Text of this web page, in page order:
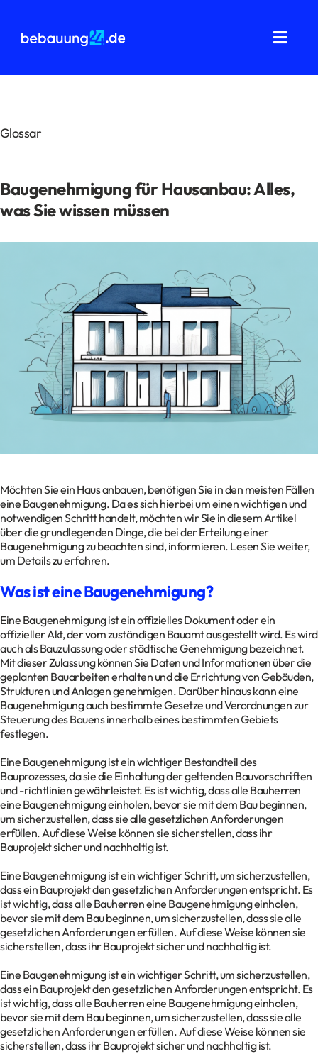
springen
Bauantrag
FAQ
Kontakt
Datenschutz
Impressum
Glossar
Glossar
Baugenehmigung für Hausanbau: Alles,
was Sie wissen müssen
Möchten Sie ein Haus anbauen, benötigen Sie in den meisten Fällen
eine Baugenehmigung. Da es sich hierbei um einen wichtigen und
notwendigen Schritt handelt, möchten wir Sie in diesem Artikel
über die grundlegenden Dinge, die bei der Erteilung einer
Baugenehmigung zu beachten sind, informieren. Lesen Sie weiter,
um Details zu erfahren.
Was ist eine Baugenehmigung?
Eine Baugenehmigung ist ein offizielles Dokument oder ein
offizieller Akt, der vom zuständigen Bauamt ausgestellt wird. Es wird
auch als Bauzulassung oder städtische Genehmigung bezeichnet.
Mit dieser Zulassung können Sie Daten und Informationen über die
geplanten Bauarbeiten erhalten und die Errichtung von Gebäuden,
Strukturen und Anlagen genehmigen. Darüber hinaus kann eine
Baugenehmigung auch bestimmte Gesetze und Verordnungen zur
Steuerung des Bauens innerhalb eines bestimmten Gebiets
festlegen.
Eine Baugenehmigung ist ein wichtiger Bestandteil des
Bauprozesses, da sie die Einhaltung der geltenden Bauvorschriften
und -richtlinien gewährleistet. Es ist wichtig, dass alle Bauherren
eine Baugenehmigung einholen, bevor sie mit dem Bau beginnen,
um sicherzustellen, dass sie alle gesetzlichen Anforderungen
erfüllen. Auf diese Weise können sie sicherstellen, dass ihr
Bauprojekt sicher und nachhaltig ist.
Eine Baugenehmigung ist ein wichtiger Schritt, um sicherzustellen,
dass ein Bauprojekt den gesetzlichen Anforderungen entspricht. Es
ist wichtig, dass alle Bauherren eine Baugenehmigung einholen,
bevor sie mit dem Bau beginnen, um sicherzustellen, dass sie alle
gesetzlichen Anforderungen erfüllen. Auf diese Weise können sie
sicherstellen, dass ihr Bauprojekt sicher und nachhaltig ist.
Eine Baugenehmigung ist ein wichtiger Schritt, um sicherzustellen,
dass ein Bauprojekt den gesetzlichen Anforderungen entspricht. Es
ist wichtig, dass alle Bauherren eine Baugenehmigung einholen,
bevor sie mit dem Bau beginnen, um sicherzustellen, dass sie alle
gesetzlichen Anforderungen erfüllen. Auf diese Weise können sie
sicherstellen, dass ihr Bauprojekt sicher und nachhaltig ist.